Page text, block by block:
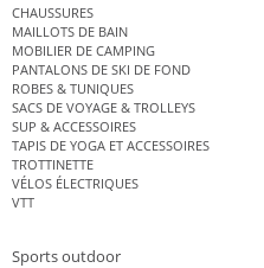
CHAUSSURES
MAILLOTS DE BAIN
MOBILIER DE CAMPING
PANTALONS DE SKI DE FOND
ROBES & TUNIQUES
SACS DE VOYAGE & TROLLEYS
SUP & ACCESSOIRES
TAPIS DE YOGA ET ACCESSOIRES
TROTTINETTE
VÉLOS ÉLECTRIQUES
VTT
Sports outdoor